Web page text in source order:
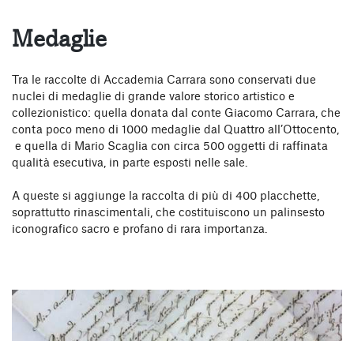
Medaglie
Tra le raccolte di Accademia Carrara sono conservati due
nuclei di medaglie di grande valore storico artistico e
collezionistico: quella donata dal conte Giacomo Carrara, che
conta poco meno di 1000 medaglie dal Quattro all’Ottocento,
e quella di Mario Scaglia con circa 500 oggetti di raffinata
qualità esecutiva, in parte esposti nelle sale.
A queste si aggiunge la raccolta di più di 400 placchette,
soprattutto rinascimentali, che costituiscono un palinsesto
iconografico sacro e profano di rara importanza.